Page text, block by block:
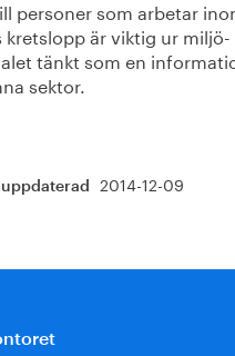
personer som arbetar
kretslopp är viktig ur
tänkt som en
sektor.
2014-12-09